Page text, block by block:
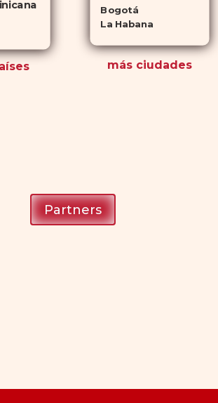
Bogotá
La Habana
más ciudades
Partners